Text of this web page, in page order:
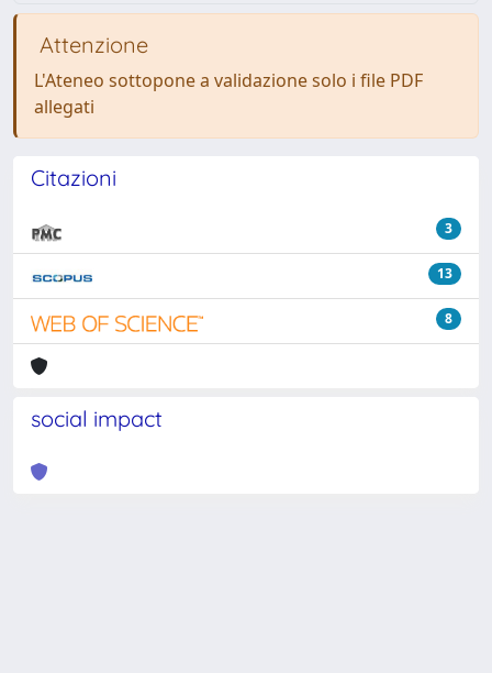
Attenzione
L'Ateneo sottopone a validazione solo i file PDF
allegati
Citazioni
3
13
8
social impact